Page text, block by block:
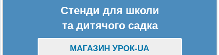
Стенди для школи
та дитячого садка
МАГАЗИН УРОК-UA